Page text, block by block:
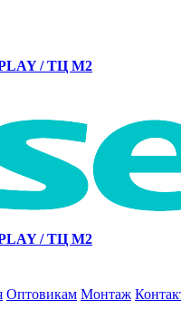
/ ТЦ М2
/ ТЦ М2
Оптовикам Монтаж